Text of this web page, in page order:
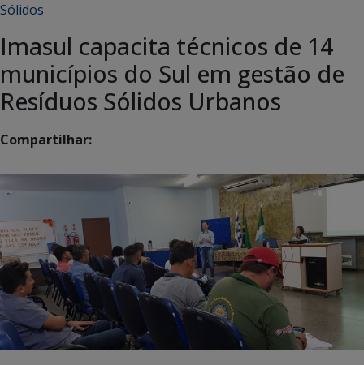
Sólidos
Imasul capacita técnicos de 14
municípios do Sul em gestão de
Resíduos Sólidos Urbanos
Compartilhar: